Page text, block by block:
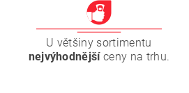
U většiny sortimentu
nejvýhodnějšíceny na trhu.